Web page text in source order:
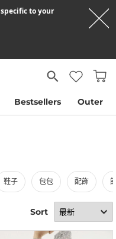
to your
Bestsellers Outer
鞋子 包包 配飾
Sort